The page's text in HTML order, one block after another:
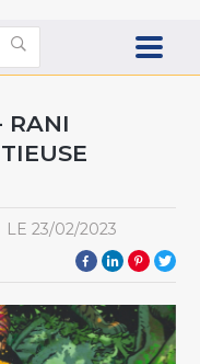
RANI
LE 23/02/2023